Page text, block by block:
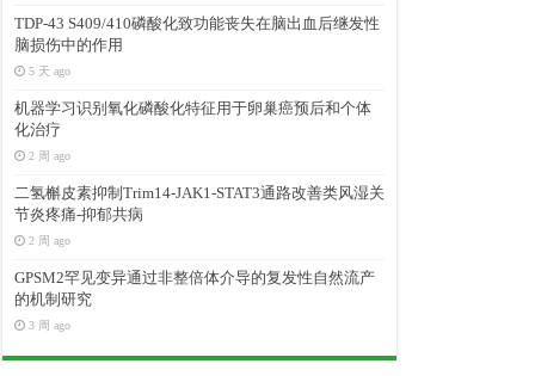
TDP-43 S409/410磷酸化致功能丧失在脑出血后继发性
脑损伤中的作用
5 天 ago
机器学习识别氧化磷酸化特征用于卵巢癌预后和个体
化治疗
2 周 ago
二氢槲皮素抑制Trim14-JAK1-STAT3通路改善类风湿关
节炎疼痛-抑郁共病
2 周 ago
GPSM2罕见变异通过非整倍体介导的复发性自然流产
的机制研究
3 周 ago